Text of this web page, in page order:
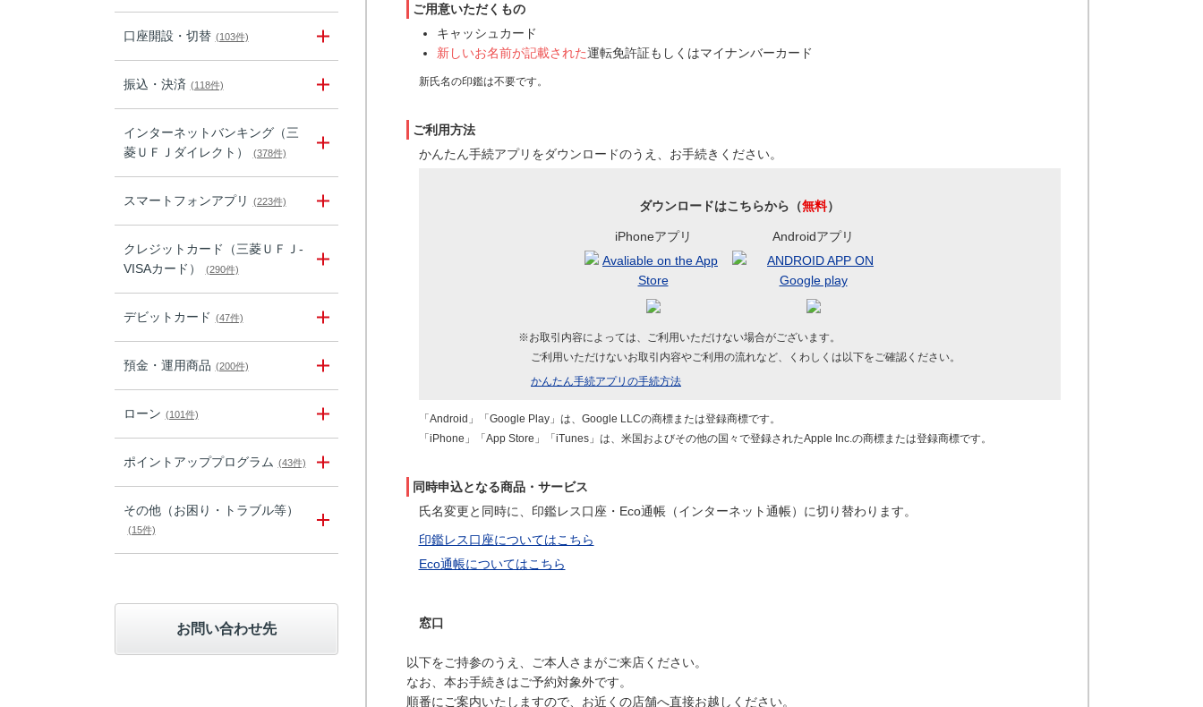
口座開設・切替 (103件)
振込・決済 (118件)
インターネットバンキング（三
菱ＵＦＪダイレクト）
(378件)
スマートフォンアプリ (223件)
クレジットカード（三菱ＵＦＪ-
VISAカード）
(290件)
デビットカード (47件)
預金・運用商品 (200件)
ローン (101件)
ポイントアッププログラム (43件)
その他（お困り・トラブル等）
(15件)
お問い合わせ先
ご用意いただくもの
キャッシュカード
新しいお名前が記載された運転免許証もしくはマイナンバーカード
新氏名の印鑑は不要です。
ご利用方法
かんたん手続アプリをダウンロードのうえ、お手続きください。
ダウンロードはこちらから （無料）
iPhoneアプリ Androidアプリ
※お取引内容によっては、ご利用いただけない場合がございます。
ご利用いただけないお取引内容やご利用の流れなど、くわしくは以下をご確認ください。
かんたん手続アプリの手続方法
「Android」「Google Play」は、Google LLCの商標または登録商標です。
「iPhone」「App Store」「iTunes」は、米国およびその他の国々で登録されたApple Inc.の商標または登録商標です。
同時申込となる商品・サービス
氏名変更と同時に、印鑑レス口座・Eco通帳（インターネット通帳）に切り替わります。
印鑑レス口座についてはこちら
Eco通帳についてはこちら
窓口
以下をご持参のうえ、ご本人さまがご来店ください。
なお、本お手続きはご予約対象外です。
順番にご案内いたしますので、お近くの店舗へ直接お越しください。